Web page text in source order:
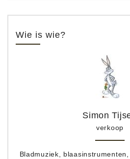
Wie is wie?
Simon
verkoop
Bladmuziek,